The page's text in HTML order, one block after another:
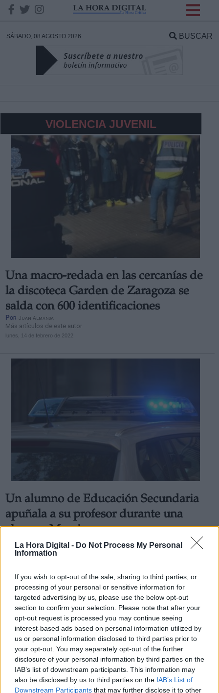
La Hora Digital - Do Not Process My Personal
Information
If you wish to opt-out of the sale, sharing to third parties, or
processing of your personal or sensitive information for
targeted advertising by us, please use the below opt-out
section to confirm your selection. Please note that after your
opt-out request is processed you may continue seeing
interest-based ads based on personal information utilized by
us or personal information disclosed to third parties prior to
your opt-out. You may separately opt-out of the further
disclosure of your personal information by third parties on the
IAB’s list of downstream participants. This information may
also be disclosed by us to third parties on the IAB’s List of
Downstream Participants that may further disclose it to other
SÁBADO, 08 AGOSTO 2026 BUSCAR
VIOLENCIA JUVENIL
Una macro-redada en las cercanías de
la discoteca Garden de Zaragoza se
salda con 600 identificaciones
Por Juan Almansa
Más artículos de este autor
lunes, 14 de febrero de 2022
Un alumno de Educación Secundaria
apuñala a su profesor durante una
clase en Murcia
El ataque ha sido cometido por un menor de 13 años
mientras que el profesor impartía una clase de
Más artículos de este autor
jueves, 17 de febrero de 2022
DATOS
Responsable:
Datos tratados:
Legitimación:
Derechos:
link
Información adicional
link